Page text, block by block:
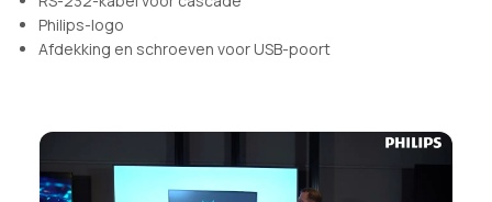
Philips-logo
Afdekking en schroeven voor USB-poort